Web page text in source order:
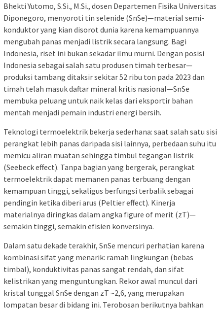
Bhekti Yutomo, S.Si., M.Si., dosen Departemen Fisika Universitas
Diponegoro, menyoroti tin selenide (SnSe)—material semi­
konduktor yang kian disorot dunia karena kemampuannya
mengubah panas menjadi listrik secara langsung. Bagi
Indonesia, riset ini bukan sekadar ilmu murni. Dengan posisi
Indonesia sebagai salah satu produsen timah terbesar—
produksi tambang ditaksir sekitar 52 ribu ton pada 2023 dan
timah telah masuk daftar mineral kritis nasional—SnSe
membuka peluang untuk naik kelas dari eksportir bahan
mentah menjadi pemain industri energi bersih.
Teknologi termoelektrik bekerja sederhana: saat salah satu sisi
perangkat lebih panas daripada sisi lainnya, perbedaan suhu itu
memicu aliran muatan sehingga timbul tegangan listrik
(Seebeck effect). Tanpa bagian yang bergerak, perangkat
termoelektrik dapat memanen panas terbuang dengan
kemampuan tinggi, sekaligus berfungsi terbalik sebagai
pendingin ketika diberi arus (Peltier effect). Kinerja
materialnya diringkas dalam angka figure of merit (zT)—
semakin tinggi, semakin efisien konversinya.
Dalam satu dekade terakhir, SnSe mencuri perhatian karena
kombinasi sifat yang menarik: ramah lingkungan (bebas
timbal), konduktivitas panas sangat rendah, dan sifat
kelistrikan yang menguntungkan. Rekor awal muncul dari
kristal tunggal SnSe dengan zT ~2,6, yang merupakan
lompatan besar di bidang ini. Terobosan berikutnya bahkan